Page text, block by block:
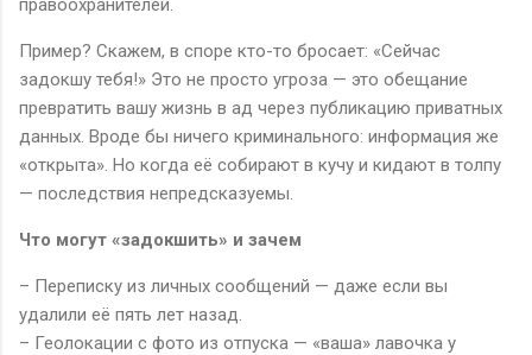
Пример? Скажем, в споре кто-то бросает: «Сейчас
задокшу тебя!» Это не просто угроза — это обещание
превратить вашу жизнь в ад через публикацию приватных
данных. Вроде бы ничего криминального: информация же
«открыта». Но когда её собирают в кучу и кидают в толпу
— последствия непредсказуемы.
Что могут «задокшить» и зачем
– Переписку из личных сообщений — даже если вы
удалили её пять лет назад.
– Геолокации с фото из отпуска — «ваша» лавочка у